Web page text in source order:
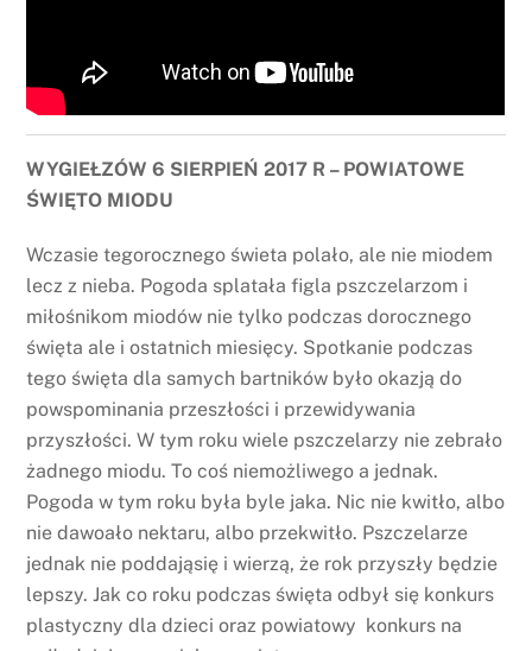
WYGIEŁZÓW 6 SIERPIEŃ 2017 R – POWIATOWE
ŚWIĘTO MIODU
Wczasie tegorocznego świeta polało, ale nie miodem
lecz z nieba. Pogoda splatała figla pszczelarzom i
miłośnikom miodów nie tylko podczas dorocznego
święta ale i ostatnich miesięcy. Spotkanie podczas
tego święta dla samych bartników było okazją do
powspominania przeszłości i przewidywania
przyszłości. W tym roku wiele pszczelarzy nie zebrało
żadnego miodu. To coś niemożliwego a jednak.
Pogoda w tym roku była byle jaka. Nic nie kwitło, albo
nie dawoało nektaru, albo przekwitło. Pszczelarze
jednak nie poddająsię i wierzą, że rok przyszły będzie
lepszy. Jak co roku podczas święta odbył się konkurs
plastyczny dla dzieci oraz powiatowy konkurs na